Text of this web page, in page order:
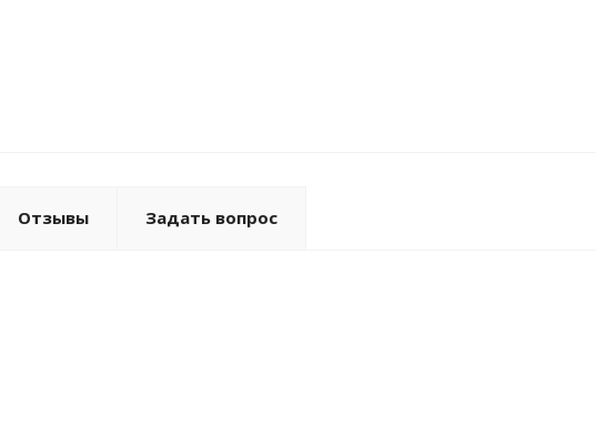
Отзывы Задать вопрос